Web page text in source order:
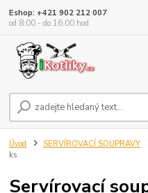
Eshop: +421 902 212 007
od 8:00 - do 16:00 hod
Úvod SERVÍROVACÍ SOUPRAVY
ks
Servírovací